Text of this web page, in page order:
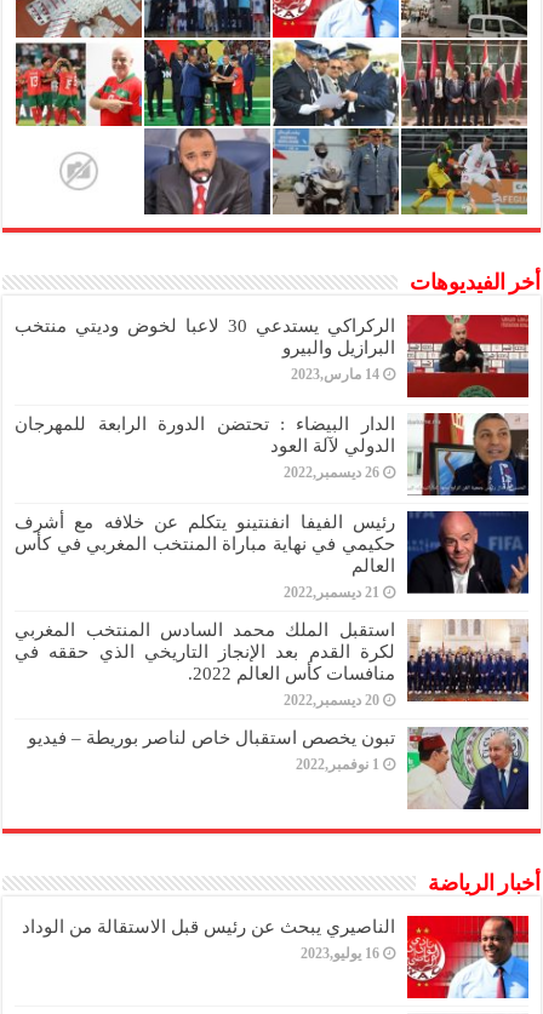
أخر الفيديوهات
الركراكي يستدعي 30 لاعبا لخوض وديتي منتخب
البرازيل والبيرو
14 مارس,2023
الدار البيضاء : تحتضن الدورة الرابعة للمهرجان
الدولي لآلة العود
26 ديسمبر,2022
رئيس الفيفا انفنتينو يتكلم عن خلافه مع أشرف
حكيمي في نهاية مباراة المنتخب المغربي في كأس
العالم
21 ديسمبر,2022
استقبل الملك محمد السادس المنتخب المغربي
لكرة القدم بعد الإنجاز التاريخي الذي حققه في
منافسات كأس العالم 2022.
20 ديسمبر,2022
تبون يخصص استقبال خاص لناصر بوريطة – فيديو
1 نوفمبر,2022
أخبار الرياضة
الناصيري يبحث عن رئيس قبل الاستقالة من الوداد
16 يوليو,2023